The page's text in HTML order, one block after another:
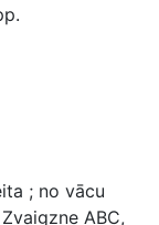
; no vācu
ABC,